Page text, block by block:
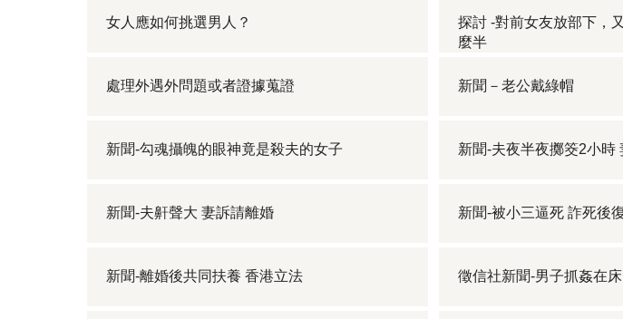
女人應如何挑選男人？
探討 -對前女友放部下，
麼半
處理外遇外問題或者證據蒐證 新聞－老公戴綠帽
新聞-勾魂攝魄的眼神竟是殺夫的女子 新聞-夫夜半夜擲筊2小時
新聞-夫鼾聲大 妻訴請離婚 新聞-被小三逼死 詐死後
新聞-離婚後共同扶養 香港立法 徵信社新聞-男子抓姦在